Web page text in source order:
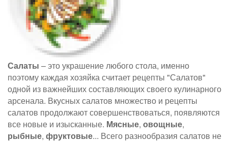
Салаты – это украшение любого стола, именно
поэтому каждая хозяйка считает рецепты "Салатов"
одной из важнейших составляющих своего кулинарного
арсенала. Вкусных салатов множество и рецепты
салатов продолжают совершенствоваться, появляются
все новые и изысканные. Мясные, овощные,
рыбные, фруктовые... Всего разнообразия салатов не